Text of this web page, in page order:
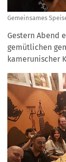
Gemeinsames
Gestern Abend
gemütlichen
kamerunischer